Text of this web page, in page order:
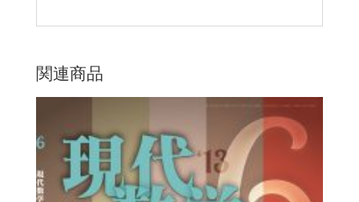
関連商品